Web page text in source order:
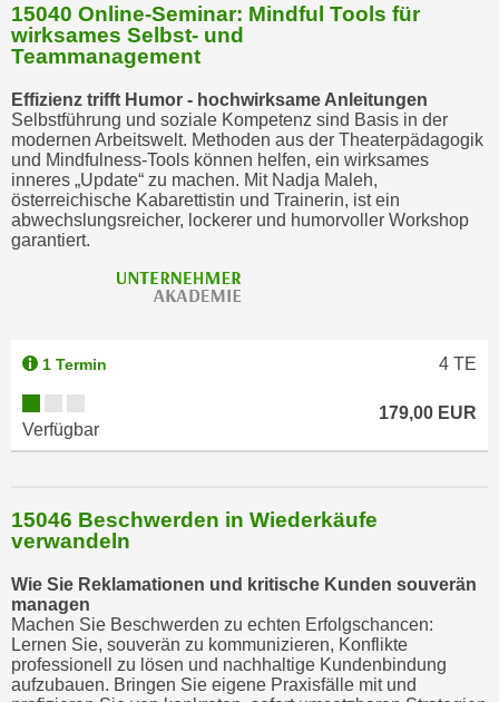
15040 Online-Seminar: Mindful Tools für
wirksames Selbst- und
Teammanagement
Effizienz trifft Humor - hochwirksame Anleitungen
Selbstführung und soziale Kompetenz sind Basis in der
modernen Arbeitswelt. Methoden aus der Theaterpädagogik
und Mindfulness-Tools können helfen, ein wirksames
inneres „Update“ zu machen. Mit Nadja Maleh,
österreichische Kabarettistin und Trainerin, ist ein
abwechslungsreicher, lockerer und humorvoller Workshop
garantiert.
1 Termin 4 TE
Verfügbar
179,00 EUR
15046 Beschwerden in Wiederkäufe
verwandeln
Wie Sie Reklamationen und kritische Kunden souverän
managen
Machen Sie Beschwerden zu echten Erfolgschancen:
Lernen Sie, souverän zu kommunizieren, Konflikte
professionell zu lösen und nachhaltige Kundenbindung
aufzubauen. Bringen Sie eigene Praxisfälle mit und
n
"
u
m
a
l
l
e
A
o
k
i
e
s
z
u